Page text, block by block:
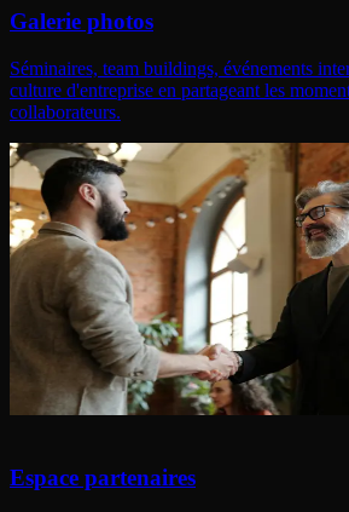
Galerie photos
Séminaires, team buildings, événements
culture d'entreprise en partageant les
collaborateurs.
Espace partenaires